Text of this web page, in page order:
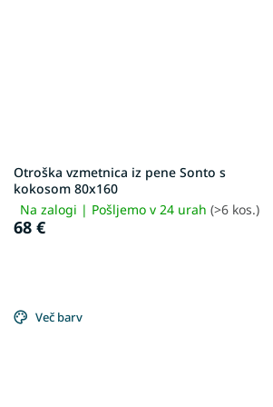
Otroška vzmetnica iz pene Sonto s
kokosom 80x160
Na zalogi | Pošljemo v 24 urah (>6 kos.)
68 €
Več barv